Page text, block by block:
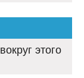
этого